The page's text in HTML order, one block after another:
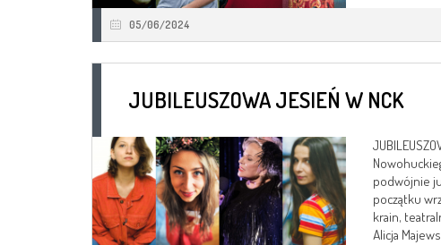
05/06/2024
JUBILEUSZOWA JESIEŃ W NCK
podwójnie
początku
krain,
Alicja